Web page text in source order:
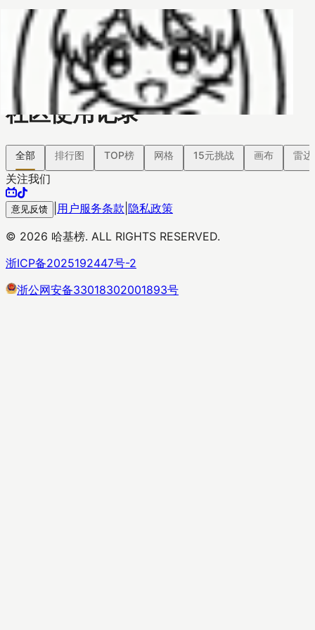
哈基榜
搜索
创建模板
返回模版
社区使用记录
全部 排行图 TOP榜 网格 15元挑战 画布 雷达
关注我们
意见反馈 用户服务条款 隐私政策
© 2026 哈基榜. ALL RIGHTS RESERVED.
浙ICP备2025192447号-2
浙公网安备33018302001893号